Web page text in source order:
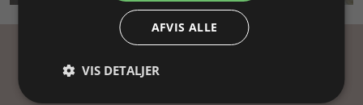
Få inspiration
AFVIS ALLE
VIS DETALJER